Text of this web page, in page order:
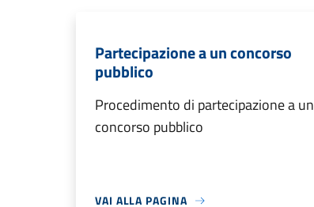
Partecipazione a un concorso
pubblico
Procedimento di partecipazione a un
concorso pubblico
VAI ALLA PAGINA